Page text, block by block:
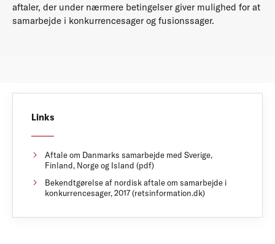
aftaler, der under nærmere betingelser giver mulighed for at
samarbejde i konkurrencesager og fusionssager.
Links
Aftale om Danmarks samarbejde med Sverige,
Finland, Norge og Island (pdf)
Bekendtgørelse af nordisk aftale om samarbejde i
konkurrencesager, 2017 (retsinformation.dk)